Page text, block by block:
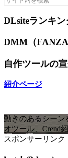
DLsiteランキン
DMM（
自作ツールの
紹介ページ
動きのあるシーン
オツール、Crend
スポンサーリンク